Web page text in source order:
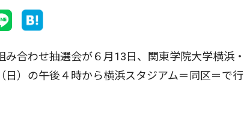
合わせ抽選会が６月13日、関東学院大学横浜・
）の午後４時から横浜スタジアム＝同区＝で行